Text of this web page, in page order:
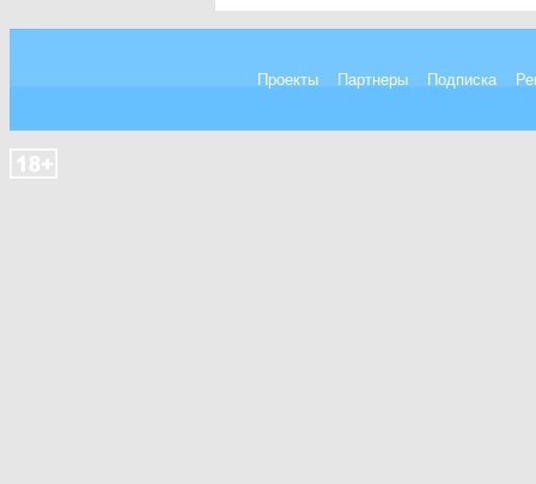
Проекты Партнеры Подписка